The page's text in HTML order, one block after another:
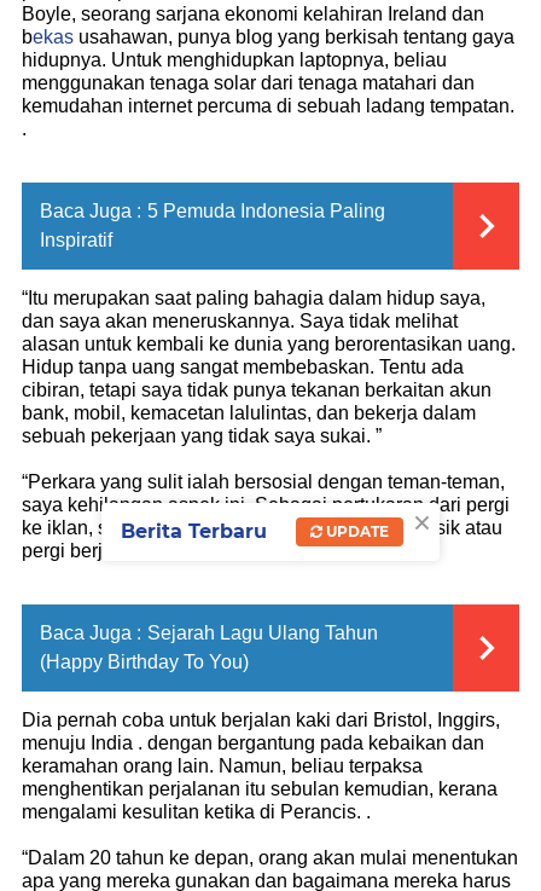
Boyle, seorang sarjana ekonomi kelahiran Ireland dan
bekas usahawan, punya blog yang berkisah tentang gaya
hidupnya. Untuk menghidupkan laptopnya, beliau
menggunakan tenaga solar dari tenaga matahari dan
kemudahan internet percuma di sebuah ladang tempatan.
.
Baca Juga : 5 Pemuda Indonesia Paling
Inspiratif
“Itu merupakan saat paling bahagia dalam hidup saya,
dan saya akan meneruskannya. Saya tidak melihat
alasan untuk kembali ke dunia yang berorentasikan uang.
Hidup tanpa uang sangat membebaskan. Tentu ada
cibiran, tetapi saya tidak punya tekanan berkaitan akun
bank, mobil, kemacetan lalulintas, dan bekerja dalam
sebuah pekerjaan yang tidak saya sukai. ”
“Perkara yang sulit ialah bersosial dengan teman-teman,
saya kehilangan aspek ini. Sebagai pertukaran dari pergi
ke iklan, saya membuat unggun api, bermain musik atau
pergi berjalan-jalan” katanya.
Baca Juga : Sejarah Lagu Ulang Tahun
(Happy Birthday To You)
Dia pernah coba untuk berjalan kaki dari Bristol, Inggirs,
menuju India . dengan bergantung pada kebaikan dan
keramahan orang lain. Namun, beliau terpaksa
menghentikan perjalanan itu sebulan kemudian, kerana
mengalami kesulitan ketika di Perancis. .
“Dalam 20 tahun ke depan, orang akan mulai menentukan
apa yang mereka gunakan dan bagaimana mereka harus
×
Berita Terbaru UPDATE